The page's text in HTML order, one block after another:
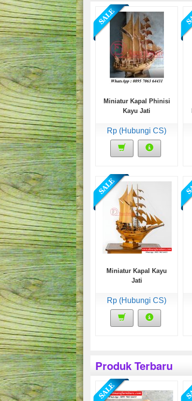
Miniatur Kapal Phinisi
Kayu Jati
Rp (Hubungi CS)
Miniatur Kapal Kayu
Jati
Rp (Hubungi CS)
Produk Terbaru